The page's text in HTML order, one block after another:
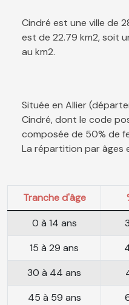
Cindré est une ville de
est de 22.79 km2, soit
au km2.
Située en Allier
Cindré, dont le code
composée de 50% de
La répartition par âges
Tranche d'âge
0 à 14 ans
15 à 29 ans
30 à 44 ans
45 à 59 ans